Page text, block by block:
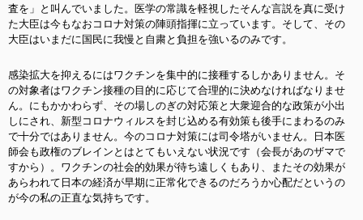
査を」と叫んでいました。医学の常識を軽視したそんな言説を真に受け
た大臣は今もなおコロナ対策の陣頭指揮に立っています。そして、その
大臣はいまだに国民に我慢と自粛と負担を強いるのみです。
感染拡大を抑えるにはワクチンを集中的に接種するしかありません。そ
の対象者はワクチン接種の目的に応じて合理的に決めなければなりませ
ん。にもかかわらず、その場しのぎの対応策と大衆迎合的な政策が小出
しにされ、新型コロナウィルスを封じ込める有効策も後手にまわるのみ
で十分ではありません。今のコロナ対策には司令塔がいません。日本医
師会も政権のブレインとはとてもいえない状況です（会長があのザマで
すから）。ワクチンの社会的効果が待ち遠しくもあり、またその効果が
あらわれて日本の経済が早期に正常化できるのだろうか心配だというの
が今の私の正直な気持ちです。